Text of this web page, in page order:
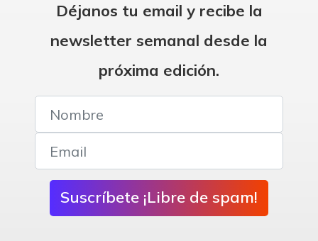
Déjanos tu email y recibe la
newsletter semanal desde la
próxima edición.
Suscríbete ¡Libre de spam!